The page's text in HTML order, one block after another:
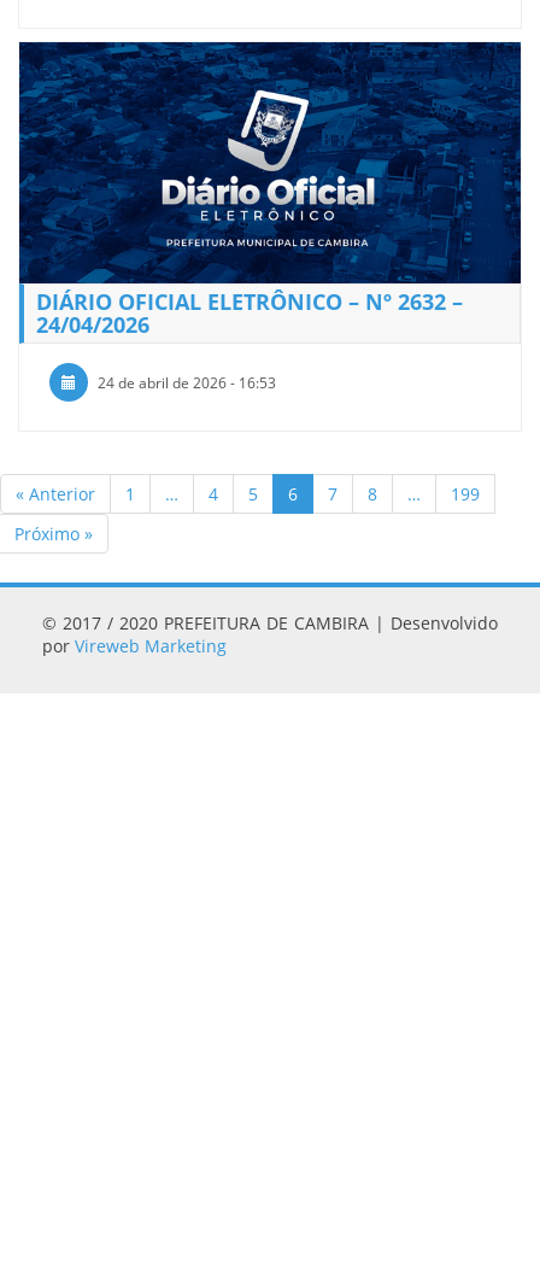
DIÁRIO OFICIAL ELETRÔNICO – Nº 2632 –
24/04/2026
24 de abril de 2026 - 16:53
« Anterior 1 … 4 5 6 7 8 …
199
Próximo »
© 2017 / 2020 PREFEITURA DE CAMBIRA | Desenvolvido
por Vireweb Marketing